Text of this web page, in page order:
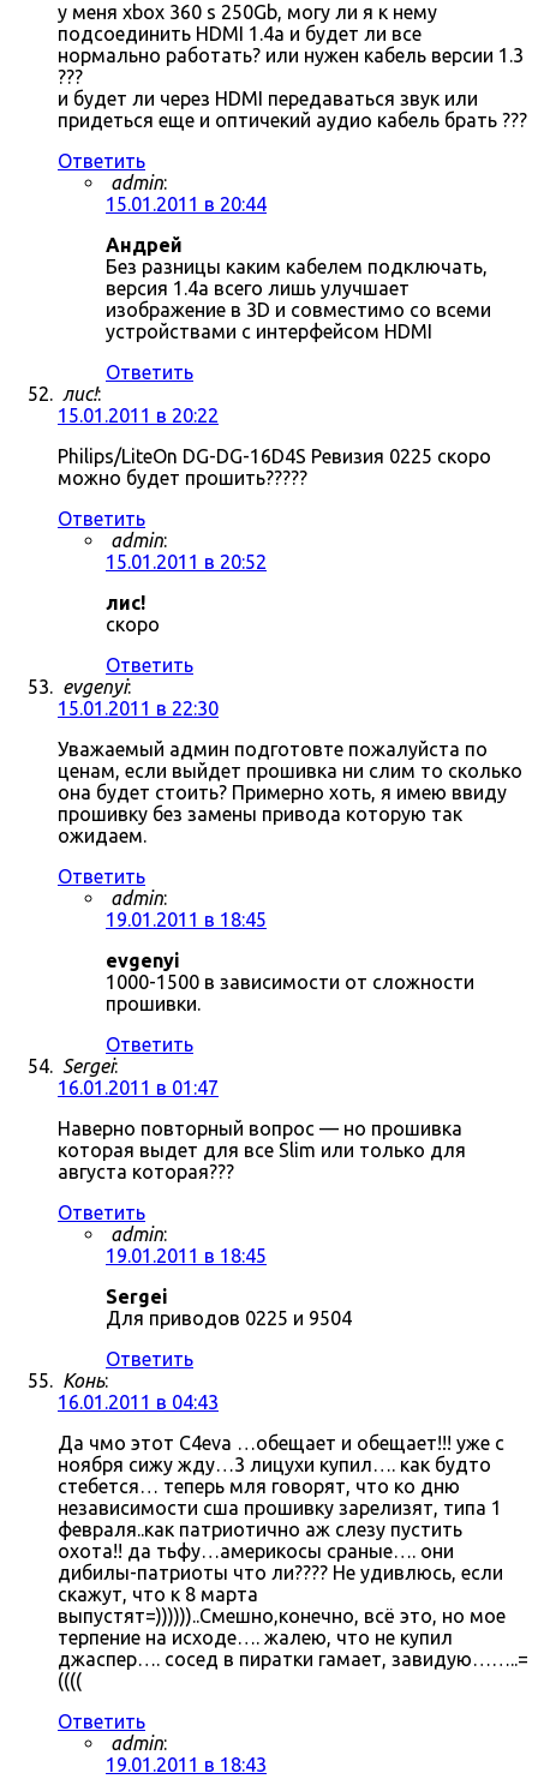
у меня xbox 360 s 250Gb, могу ли я к нему
подсоединить HDMI 1.4a и будет ли все
нормально работать? или нужен кабель версии 1.3
???
и будет ли через HDMI передаваться звук или
придеться еще и оптичекий аудио кабель брать ???
Ответить
admin:
15.01.2011 в 20:44
Андрей
Без разницы каким кабелем подключать,
версия 1.4a всего лишь улучшает
изображение в 3D и совместимо со всеми
устройствами с интерфейсом HDMI
Ответить
лис!:
15.01.2011 в 20:22
Philips/LiteOn DG-DG-16D4S Ревизия 0225 скоро
можно будет прошить?????
Ответить
admin:
15.01.2011 в 20:52
лис!
скоро
Ответить
evgenyi:
15.01.2011 в 22:30
Уважаемый админ подготовте пожалуйста по
ценам, если выйдет прошивка ни слим то сколько
она будет стоить? Примерно хоть, я имею ввиду
прошивку без замены привода которую так
ожидаем.
Ответить
admin:
19.01.2011 в 18:45
evgenyi
1000-1500 в зависимости от сложности
прошивки.
Ответить
Sergei:
16.01.2011 в 01:47
Наверно повторный вопрос — но прошивка
которая выдет для все Slim или только для
августа которая???
Ответить
admin:
19.01.2011 в 18:45
Sergei
Для приводов 0225 и 9504
Ответить
Конь:
16.01.2011 в 04:43
Да чмо этот C4eva …обещает и обещает!!! уже с
ноября сижу жду…3 лицухи купил…. как будто
стебется… теперь мля говорят, что ко дню
независимости сша прошивку зарелизят, типа 1
февраля..как патриотично аж слезу пустить
охота!! да тьфу…америкосы сраные…. они
дибилы-патриоты что ли???? Не удивлюсь, если
скажут, что к 8 марта
выпустят=))))))..Смешно,конечно, всё это, но мое
терпение на исходе…. жалею, что не купил
джаспер…. сосед в пиратки гамает, завидую……..=
((((
Ответить
admin:
19.01.2011 в 18:43